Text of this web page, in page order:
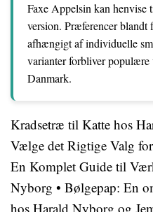
Faxe Appelsin kan
version. Præferencer blandt
afhængigt af individuelle
varianter forbliver
Danmark.
Kradsetræ til Katte hos
Vælge det Rigtige Valg
En Komplet Guide til
Nyborg • Bølgepap: En
hos Harald Nyborg og